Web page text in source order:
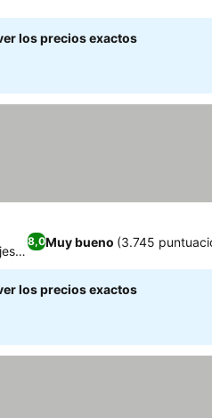
los precios exactos
8,0Muy bueno (3.745
los precios exactos